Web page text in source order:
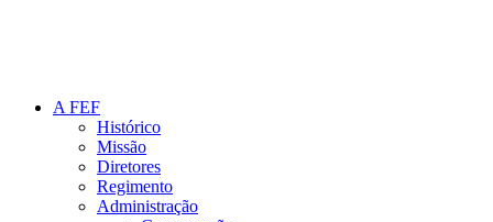
A FEF
Histórico
Missão
Diretores
Regimento
Administração